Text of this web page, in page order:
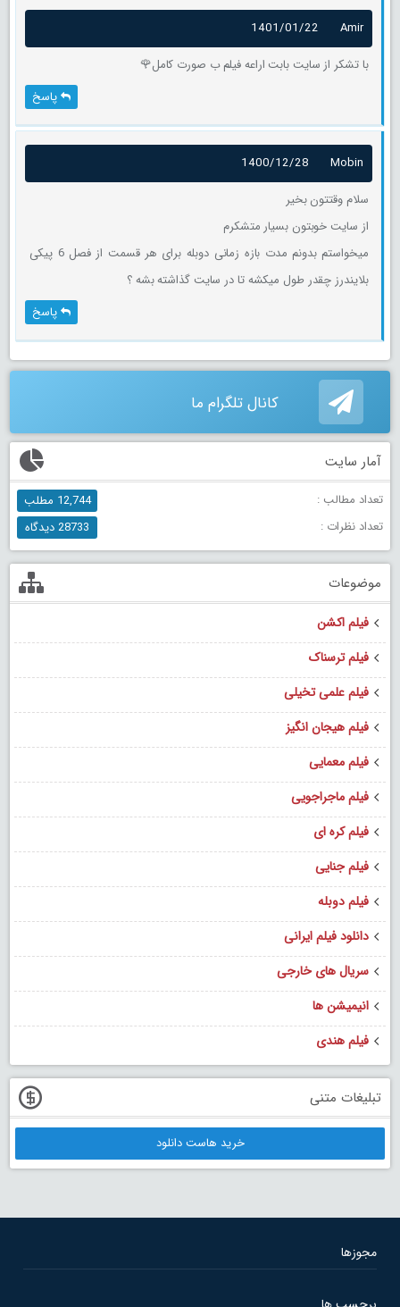
Amir
1401/01/22
با تشکر از سایت بابت اراعه فیلم ب صورت کامل🌹
پاسخ
Mobin
1400/12/28
سلام وقتتون بخیر
از سایت خوبتون بسیار متشکرم
میخواستم بدونم مدت بازه زمانی دوبله برای هر قسمت از فصل 6 پیکی
بلایندرز چقدر طول میکشه تا در سایت گذاشته بشه ؟
پاسخ
کانال تلگرام ما
آمار سایت
تعداد مطالب :
12,744 مطلب
تعداد نظرات :
28733 دیدگاه
موضوعات
فیلم اکشن
فیلم ترسناک
فیلم علمی تخیلی
فیلم هیجان انگیز
فیلم معمایی
فیلم ماجراجویی
فیلم کره ای
فیلم جنایی
فیلم دوبله
دانلود فیلم ایرانی
سریال های خارجی
انیمیشن ها
فیلم هندی
تبلیغات متنی
خرید هاست دانلود
مجوزها